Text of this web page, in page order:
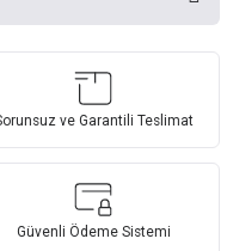
ve diğer konularda
kullanarak tarafımıza
ve Garantili Teslimat
Güvenli Ödeme Sistemi